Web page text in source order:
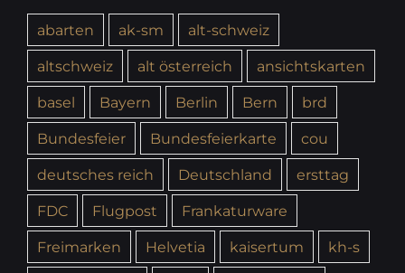
abarten ak-sm
alt-schweiz
altschweiz
alt österreich
ansichtskarten
basel
Bayern Berlin Bern
brd
Bundesfeier
Bundesfeierkarte
cou
deutsches reich
Deutschland
ersttag
FDC
Flugpost
Frankaturware
Freimarken
Helvetia kaisertum
kh-s